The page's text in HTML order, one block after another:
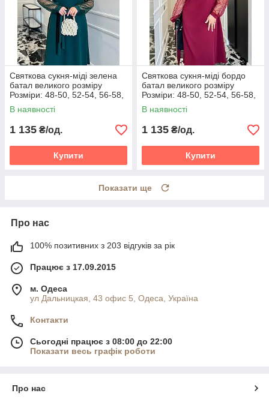
Святкова сукня-міді зелена
батал великого розміру
Розміри: 48-50, 52-54, 56-58,
60-62
В наявності
1 135 ₴/од.
Купити
Святкова сукня-міді бордо
батал великого розміру
Розміри: 48-50, 52-54, 56-58,
60-62
В наявності
1 135 ₴/од.
Купити
Показати ще
Про нас
100% позитивних з 203 відгуків за рік
Працює з 17.09.2015
м. Одеса
ул Дальницкая, 43 офис 5, Одеса, Україна
Контакти
Сьогодні працює з 08:00 до 22:00
Показати весь графік роботи
Про нас